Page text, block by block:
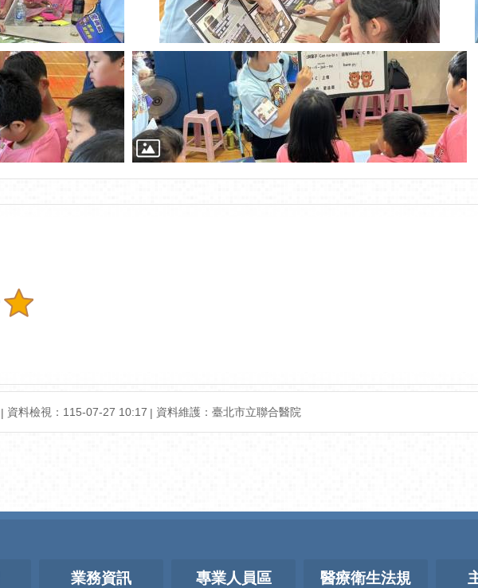
資料檢視：115-07-27 10:17 資料維護：臺北市立聯合醫院
業務資訊 專業人員區 醫療衛生法規